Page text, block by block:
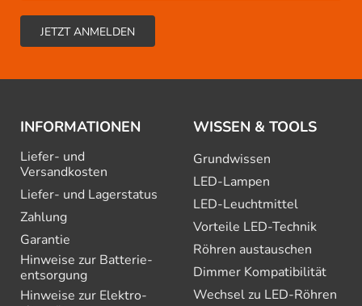
INFORMATIONEN
Liefer- und
Versandkosten
Liefer- und Lagerstatus
Zahlung
Garantie
Hinweise zur Batterie­
entsorgung
Hinweise zur Elektro­
WISSEN & TOOLS
Grundwissen
LED-Lampen
LED-Leuchtmittel
Vorteile LED-Technik
Röhren austauschen
Dimmer Kompatibilität
Wechsel zu LED-Röhren